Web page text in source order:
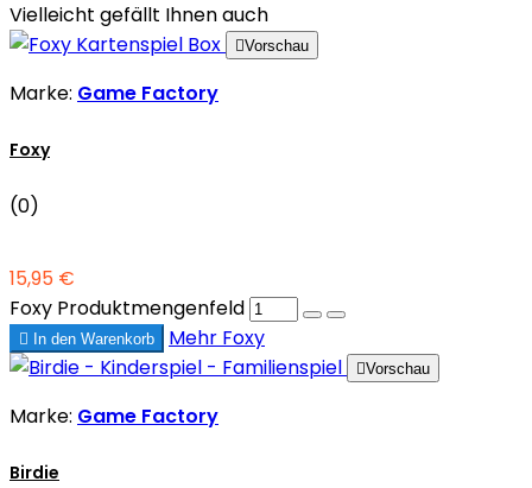
Vielleicht gefällt Ihnen auch
Vorschau
Marke: Game Factory
Foxy
(0)
15,95 €
Foxy Produktmengenfeld
 In den Warenkorb Mehr Foxy
Vorschau
Marke: Game Factory
Birdie